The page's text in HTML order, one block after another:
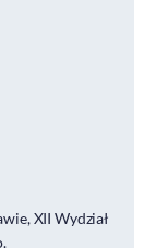
XII Wydział